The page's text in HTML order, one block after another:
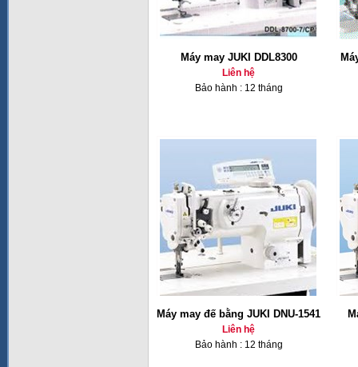
Máy may JUKI DDL8300
Liên hệ
Bảo hành : 12 tháng
Máy may đế bằng JUKI DNU-1541
Liên hệ
Bảo hành : 12 tháng